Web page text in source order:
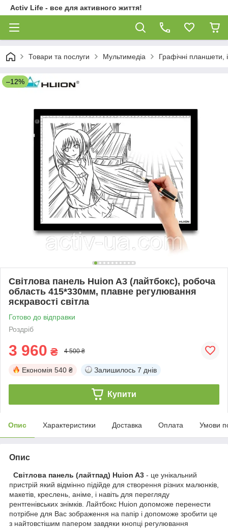
Activ Life - все для активного життя!
Товари та послуги Мультимедіа Графічні планшети,
–12%
Світлова панель Huion A3 (лайтбокс), робоча
область 415*330мм, плавне регулювання
яскравості світла
Готово до відправки
Роздріб
3 960 ₴ 4 500 ₴
Економія 540 ₴ Залишилось 7 днів
Купити
Опис Характеристики Доставка Оплата Умови
Опис
Світлова панель (лайтпад) Huion A3 - це унікальний
пристрій який відмінно підійде для створення різних малюнків,
макетів, креслень, аніме, і навіть для перегляду
рентгенівських знімків. Лайтбокс Huion допоможе перенести
потрібне для Вас зображення на папір і допоможе зробити це
з найтовстішим папером завдяки кнопці регулювання